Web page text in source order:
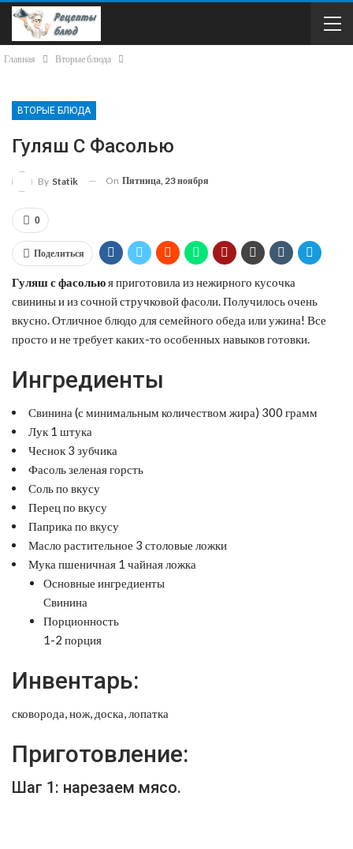
Главная Вторые блюда
ВТОРЫЕ БЛЮДА
Гуляш С Фасолью
By Statik On Пятница, 23 ноября
0
Поделиться
Гуляш с фасольюя приготовила из нежирного кусочка
свинины и из сочной стручковой фасоли. Получилось очень
вкусно. Отличное блюдо для семейного обеда или ужина! Все
просто и не требует каких-то особенных навыков готовки.
Ингредиенты
Свинина (с минимальным количеством жира) 300 грамм
Лук 1 штука
Чеснок 3 зубчика
Фасоль зеленая горсть
Соль по вкусу
Перец по вкусу
Паприка по вкусу
Масло растительное 3 столовые ложки
Мука пшеничная 1 чайная ложка
Основные ингредиенты
Свинина
Порционность
1-2 порция
Инвентарь:
сковорода, нож, доска, лопатка
Приготовление:
Шаг 1: нарезаем мясо.